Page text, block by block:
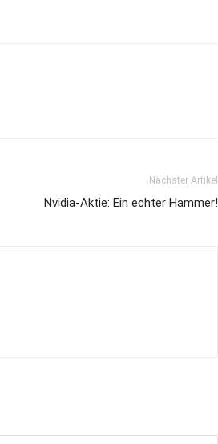
Nächster Artikel
Nvidia-Aktie: Ein echter Hammer!